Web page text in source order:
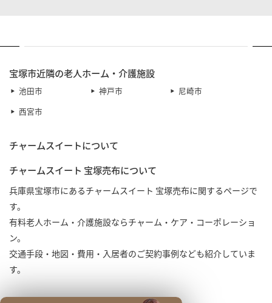
宝塚市近隣の老人ホーム・介護施設
池田市 神戸市
尼崎市
西宮市
チャームスイートについて
チャームスイート 宝塚売布について
兵庫県宝塚市にあるチャームスイート 宝塚売布に関するページで
す。
有料老人ホーム・介護施設ならチャーム・ケア・コーポレーショ
ン。
交通手段・地図・費用・入居者のご契約事例なども紹介していま
す。